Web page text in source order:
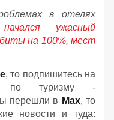
в отелях
ужасный
на 100%, мест
, то подпишитесь на
по туризму -
перешли в Мах, то
новости и туда: